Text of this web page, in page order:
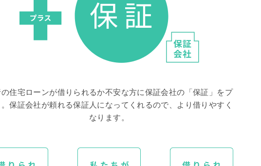
住宅ローンが借りられるか不安な方に保証会社の「保証」をプ
保証会社が頼れる保証人になってくれるので、より借りやすく
なります。